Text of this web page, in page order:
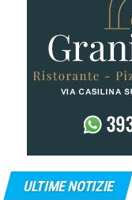
ULTIME NOTIZIE